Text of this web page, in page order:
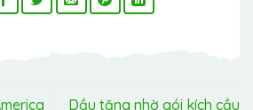
Dầu tăng nhờ gói kích cầu